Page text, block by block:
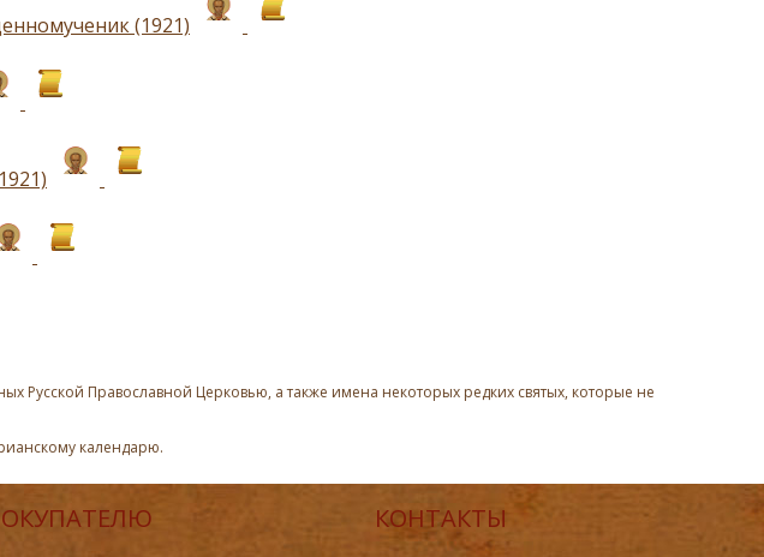
(1921)
Русской Православной Церковью, а также имена некоторых редких святых, которые не
календарю.
КОНТАКТЫ